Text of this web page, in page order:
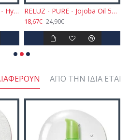
RELUZ - DEEP SECTION - Hyaluronic Acid Hydrating Toner 150ml RELUZ - PURE - Jojoba Oil 50ml
18,67€ 24,90€
ΑΠΌ ΤΗΝ ΊΔΙΑ